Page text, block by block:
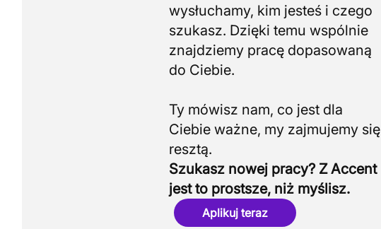
wysłuchamy, kim jesteś i czego
szukasz. Dzięki temu wspólnie
znajdziemy pracę dopasowaną
do Ciebie.
Ty mówisz nam, co jest dla
Ciebie ważne, my zajmujemy się
Szukasz nowej pracy? Z Accent
jest to prostsze, niż myślisz.
Aplikuj teraz